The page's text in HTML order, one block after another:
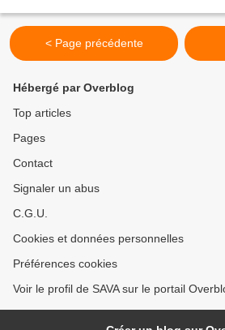
< Page précédente
Hébergé par Overblog
Top articles
Pages
Contact
Signaler un abus
C.G.U.
Cookies et données personnelles
Préférences cookies
Voir le profil de SAVA sur le portail